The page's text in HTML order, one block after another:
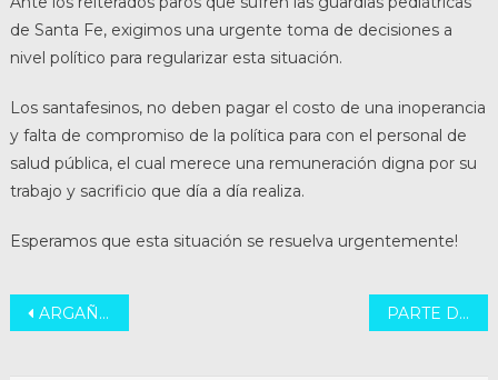
de Santa Fe, exigimos una urgente toma de decisiones a
nivel político para regularizar esta situación.
Los santafesinos, no deben pagar el costo de una inoperancia
y falta de compromiso de la política para con el personal de
salud pública, el cual merece una remuneración digna por su
trabajo y sacrificio que día a día realiza.
Esperamos que esta situación se resuelva urgentemente!
Navegación
ARGAÑARAZ PIDE NUEVAMENTE UNIFICAR LAS ELECCIONES PARTE DE NUESTRO EQUIPO, MAURICIO TORRICO